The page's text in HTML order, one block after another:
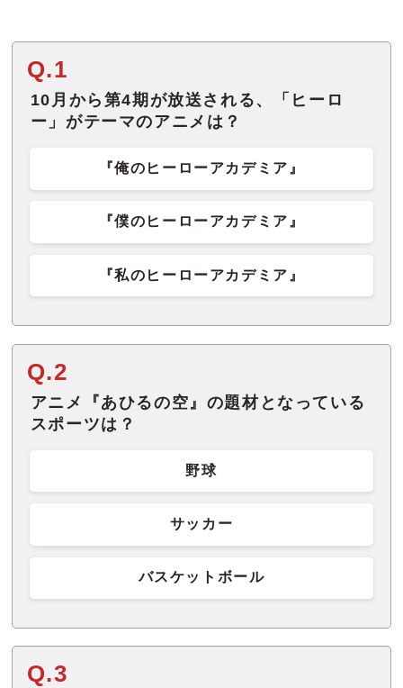
Q.1
10月から第4期が放送される、「ヒーロ
ー」がテーマのアニメは？
『俺のヒーローアカデミア』
『僕のヒーローアカデミア』
『私のヒーローアカデミア』
Q.2
アニメ『あひるの空』の題材となっている
スポーツは？
野球
サッカー
バスケットボール
Q.3